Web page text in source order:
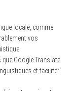
locale, comme
vos
Google Translate
et faciliter